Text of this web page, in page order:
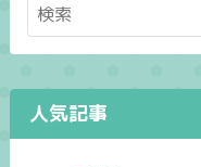
人気記事